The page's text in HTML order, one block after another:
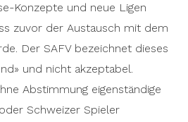
Konzepte und neue Ligen
zuvor der Austausch mit dem
Der SAFV bezeichnet dieses
und nicht akzeptabel.
Abstimmung eigenständige
Schweizer Spieler